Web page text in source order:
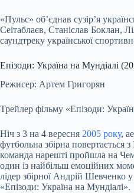
«Пульс» об’єднав сузір’я
Сеітаблаєв, Станіслав Боклан,
саундтреку української
Епізоди: Україна на Мундіалі
Режисер: Артем Григорян
Трейлер фільму «Епізоди:
Ніч з 3 на 4 вересня 2005 року,
футбольна збірна повертається з
команда нарешті пройшла на
один із найбільш емоційних
лідер збірної Андрій Шевченко
«Епізоди: Україна на Мундіалі».